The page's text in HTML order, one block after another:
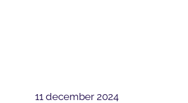
11 december 2024